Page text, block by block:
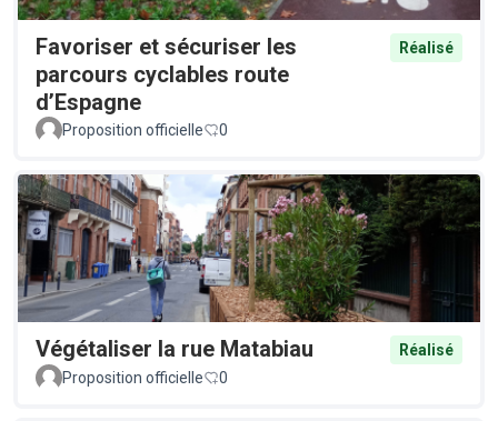
Favoriser et sécuriser les
parcours cyclables route
d’Espagne
Réalisé
Proposition officielle 0
Végétaliser la rue Matabiau
Réalisé
Proposition officielle
0